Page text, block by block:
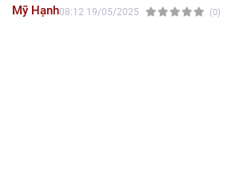
Mỹ Hạnh08:12 19/05/2025 (0)